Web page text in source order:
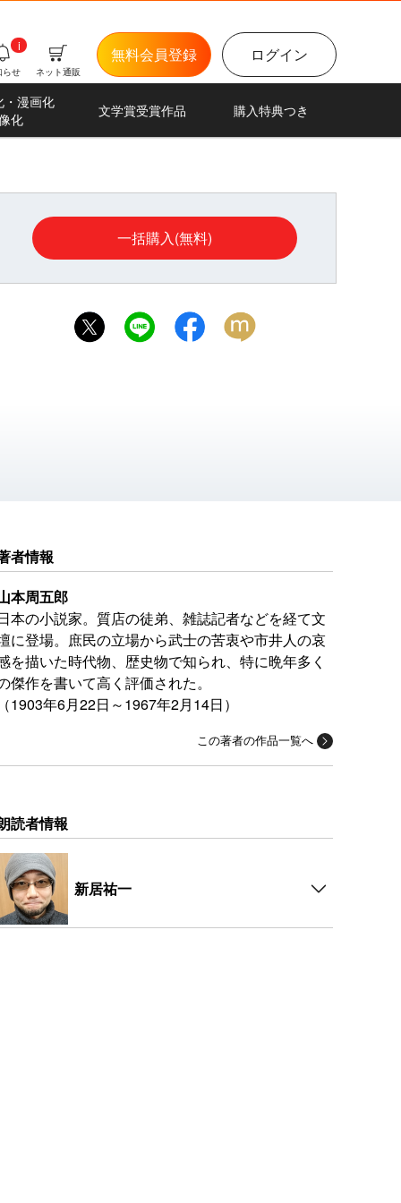
ログイン
無料会員登録
ネット通販
らせ
i
・漫画化
化
文学賞受賞作品 購入特典つき
一括購入(無料)
者情報
本周五郎
本の小説家。質店の徒弟、雑誌記者などを経て文
に登場。庶民の立場から武士の苦衷や市井人の哀
を描いた時代物、歴史物で知られ、特に晩年多く
傑作を書いて高く評価された。
1903年6月22日～1967年2月14日）
この著者の作品一覧へ
読者情報
新居祐一